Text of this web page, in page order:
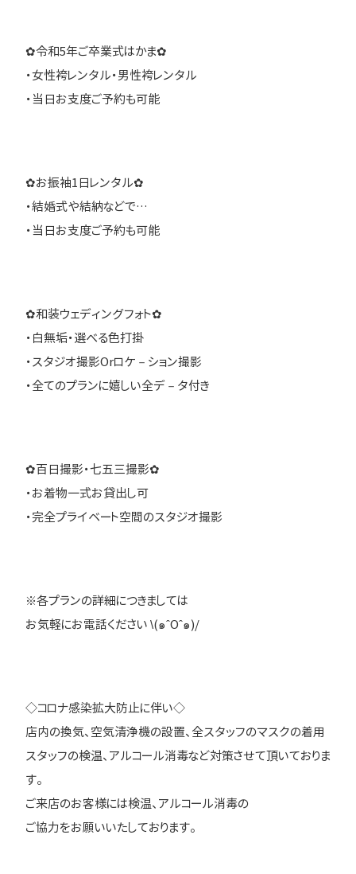
✿令和5年ご卒業式はかま✿
・女性袴レンタル・男性袴レンタル
・当日お支度ご予約も可能
✿お振袖1日レンタル✿
・結婚式や結納などで…
・当日お支度ご予約も可能
✿和装ウェディングフォト✿
・白無垢・選べる色打掛
・スタジオ撮影Orロケ－ション撮影
・全てのプランに嬉しい全デ－タ付き
✿百日撮影・七五三撮影✿
・お着物一式お貸出し可
・完全プライベート空間のスタジオ撮影
※各プランの詳細につきましては
お気軽にお電話ください \(๑ˆOˆ๑)/
◇コロナ感染拡大防止に伴い◇
店内の換気、空気清浄機の設置、全スタッフのマスクの着用
スタッフの検温、アルコール消毒など対策させて頂いておりま
す。
ご来店のお客様には検温、アルコール消毒の
ご協力をお願いいたしております。